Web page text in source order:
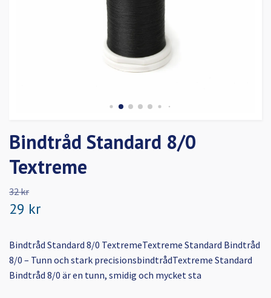
Bindtråd Standard 8/0
Textreme
32 kr
29 kr
Bindtråd Standard 8/0 TextremeTextreme Standard Bindtråd
8/0 – Tunn och stark precisionsbindtrådTextreme Standard
Bindtråd 8/0 är en tunn, smidig och mycket sta